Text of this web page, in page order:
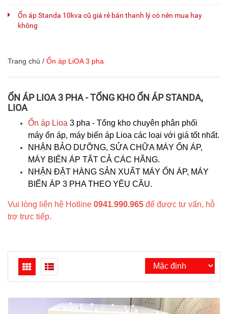
Ổn áp Standa 10kva cũ giá rẻ bán thanh lý có nên mua hay
không
Trang chủ / Ổn áp LiOA 3 pha
ỔN ÁP LIOA 3 PHA - TỔNG KHO ỔN ÁP STANDA,
LIOA
Ổn áp Lioa 3 pha - Tổng kho chuyên phân phối
máy ổn áp, máy biến áp Lioa các loại với giá tốt nhất.
NHẬN BẢO DƯỠNG, SỬA CHỮA MÁY ỔN ÁP,
MÁY BIẾN ÁP TẤT CẢ CÁC HÃNG.
NHẬN ĐẶT HÀNG SẢN XUẤT MÁY ỔN ÁP, MÁY
BIẾN ÁP 3 PHA THEO YÊU CẦU.
Vui lòng liên hệ Hotline 0941.990.965 để được tư vấn, hỗ
trợ trực tiếp.